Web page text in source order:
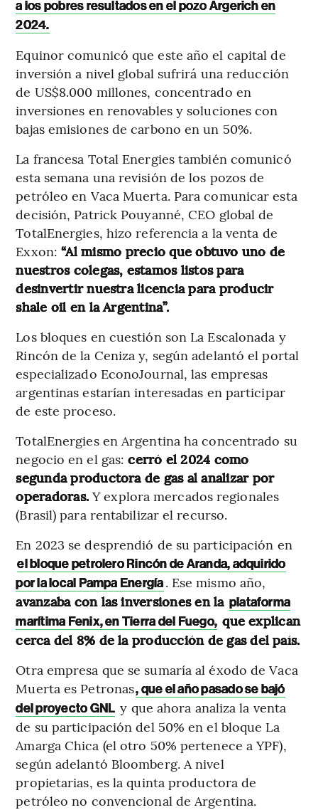
a los pobres resultados en el pozo Argerich en
2024.
Equinor comunicó que este año el capital de
inversión a nivel global sufrirá una reducción
de US$8.000 millones, concentrado en
inversiones en renovables y soluciones con
bajas emisiones de carbono en un 50%.
La francesa Total Energies también comunicó
esta semana una revisión de los pozos de
petróleo en Vaca Muerta. Para comunicar esta
decisión, Patrick Pouyanné, CEO global de
TotalEnergies, hizo referencia a la venta de
Exxon: “Al mismo precio que obtuvo uno de
nuestros colegas, estamos listos para
desinvertir nuestra licencia para producir
shale oil en la Argentina”.
Los bloques en cuestión son La Escalonada y
Rincón de la Ceniza y, según adelantó el portal
especializado EconoJournal, las empresas
argentinas estarían interesadas en participar
de este proceso.
TotalEnergies en Argentina ha concentrado su
negocio en el gas:cerró el 2024 como
segunda productora de gas al analizar por
operadoras. Y explora mercados regionales
(Brasil) para rentabilizar el recurso.
En 2023 se desprendió de su participación en
el bloque petrolero Rincón de Aranda, adquirido
por la local Pampa Energía. Ese mismo año,
avanzaba con las inversiones en la plataforma
marítima Fenix, en Tierra del Fuego, que explican
cerca del 8% de la producción de gas del país.
Otra empresa que se sumaría al éxodo de Vaca
Muerta es Petronas, que el año pasado se bajó
del proyecto GNL y que ahora analiza la venta
de su participación del 50% en el bloque La
Amarga Chica (el otro 50% pertenece a YPF),
según adelantó Bloomberg. A nivel
propietarias, es la quinta productora de
petróleo no convencional de Argentina.